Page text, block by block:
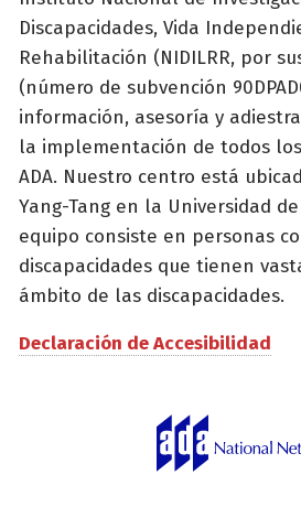
Discapacidades, Vida
Rehabilitación (NIDILRR, por
(número de subvención
información, asesoría y
la implementación de todos
ADA. Nuestro centro está
Yang-Tang en la Universidad
equipo consiste en personas
discapacidades que tienen
ámbito de las discapacidades.
Declaración de Accesibilidad